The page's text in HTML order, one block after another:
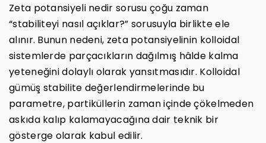
Zeta potansiyeli nedir sorusu çoğu zaman
“stabiliteyi nasıl açıklar?” sorusuyla birlikte ele
alınır. Bunun nedeni, zeta potansiyelinin kolloidal
sistemlerde parçacıkların dağılmış hâlde kalma
yeteneğini dolaylı olarak yansıtmasıdır. Kolloidal
gümüş stabilite değerlendirmelerinde bu
parametre, partiküllerin zaman içinde çökelmeden
askıda kalıp kalamayacağına dair teknik bir
gösterge olarak kabul edilir.